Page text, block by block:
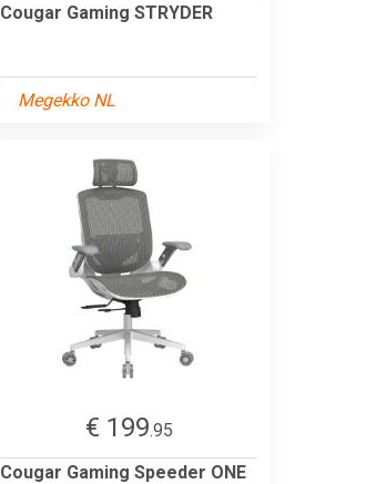
Cougar Gaming STRYDER
Megekko NL
€ 199.95
Cougar Gaming Speeder ONE